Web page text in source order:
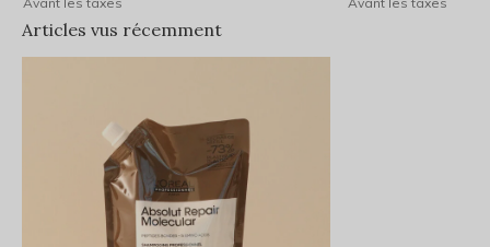
Articles vus récemment